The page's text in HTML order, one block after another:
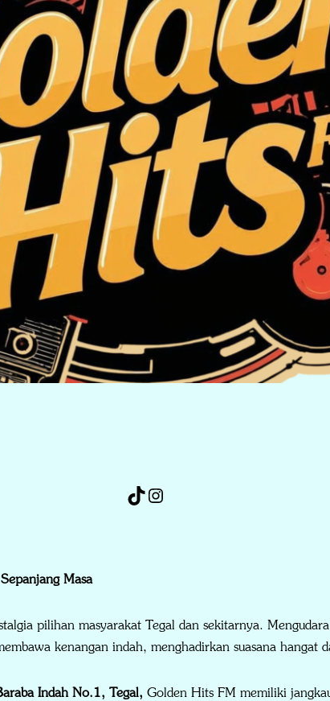
Masa
pilihan masyarakat Tegal dan sekitarnya.
kenangan indah, menghadirkan suasana hangat
Indah No.1, Tegal, Golden Hits FM memiliki